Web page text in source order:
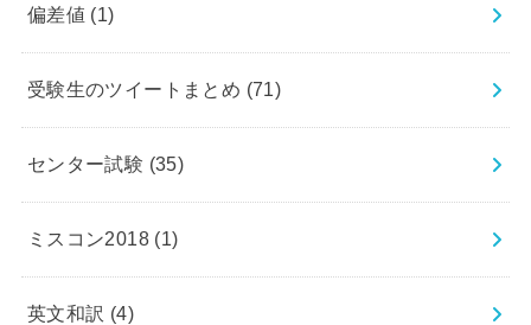
偏差値 (1)
受験生のツイートまとめ (71)
センター試験 (35)
ミスコン2018 (1)
英文和訳 (4)